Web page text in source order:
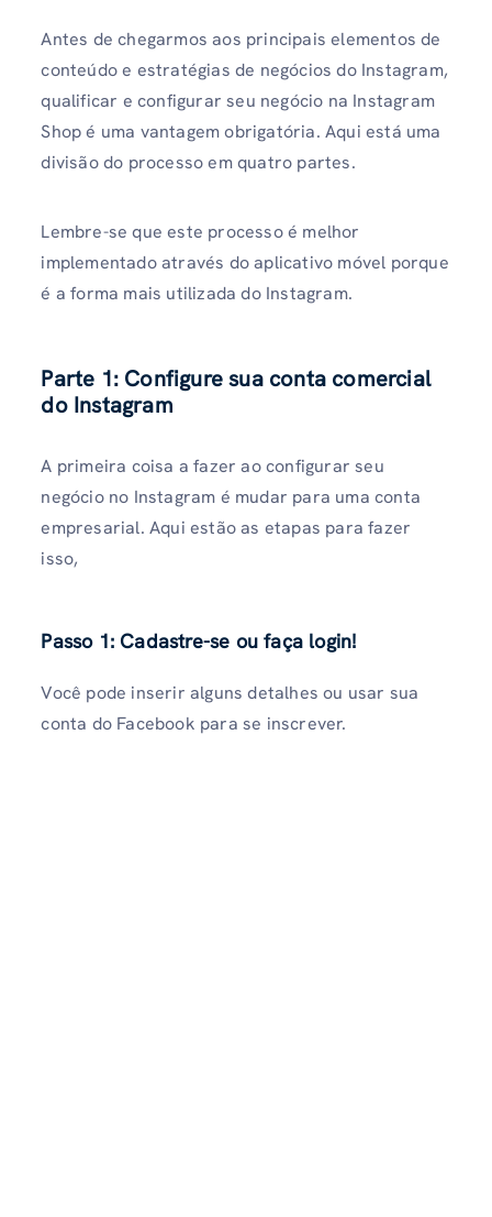
Antes de chegarmos aos principais elementos de
conteúdo e estratégias de negócios do Instagram,
qualificar e configurar seu negócio na Instagram
Shop é uma vantagem obrigatória. Aqui está uma
divisão do processo em quatro partes.
Lembre-se que este processo é melhor
implementado através do aplicativo móvel porque
é a forma mais utilizada do Instagram.
Parte 1: Configure sua conta comercial
do Instagram
A primeira coisa a fazer ao configurar seu
negócio no Instagram é mudar para uma conta
empresarial. Aqui estão as etapas para fazer
isso,
Passo 1: Cadastre-se ou faça login!
Você pode inserir alguns detalhes ou usar sua
conta do Facebook para se inscrever.